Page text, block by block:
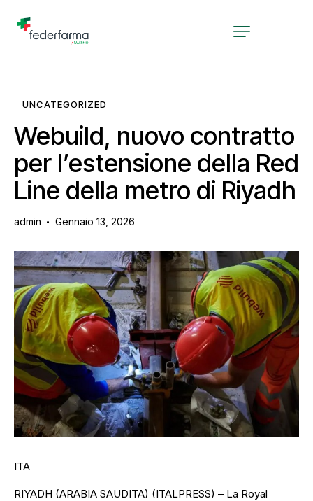
UNCATEGORIZED
Webuild, nuovo contratto
per l’estensione della Red
Line della metro di Riyadh
admin Gennaio 13, 2026
ITA
RIYADH (ARABIA SAUDITA) (ITALPRESS) – La Royal